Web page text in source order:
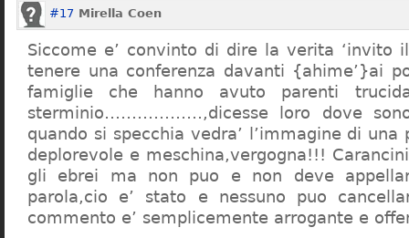
#17 Mirella Coen
Siccome e’ convinto di dire la verita ‘invito
tenere una conferenza davanti {ahime’}ai
famiglie che hanno avuto parenti
sterminio………………,dicesse loro dove
quando si specchia vedra’ l’immagine di una
deplorevole e meschina,vergogna!!!
gli ebrei ma non puo e non deve
parola,cio e’ stato e nessuno puo
commento e’ semplicemente arrogante e